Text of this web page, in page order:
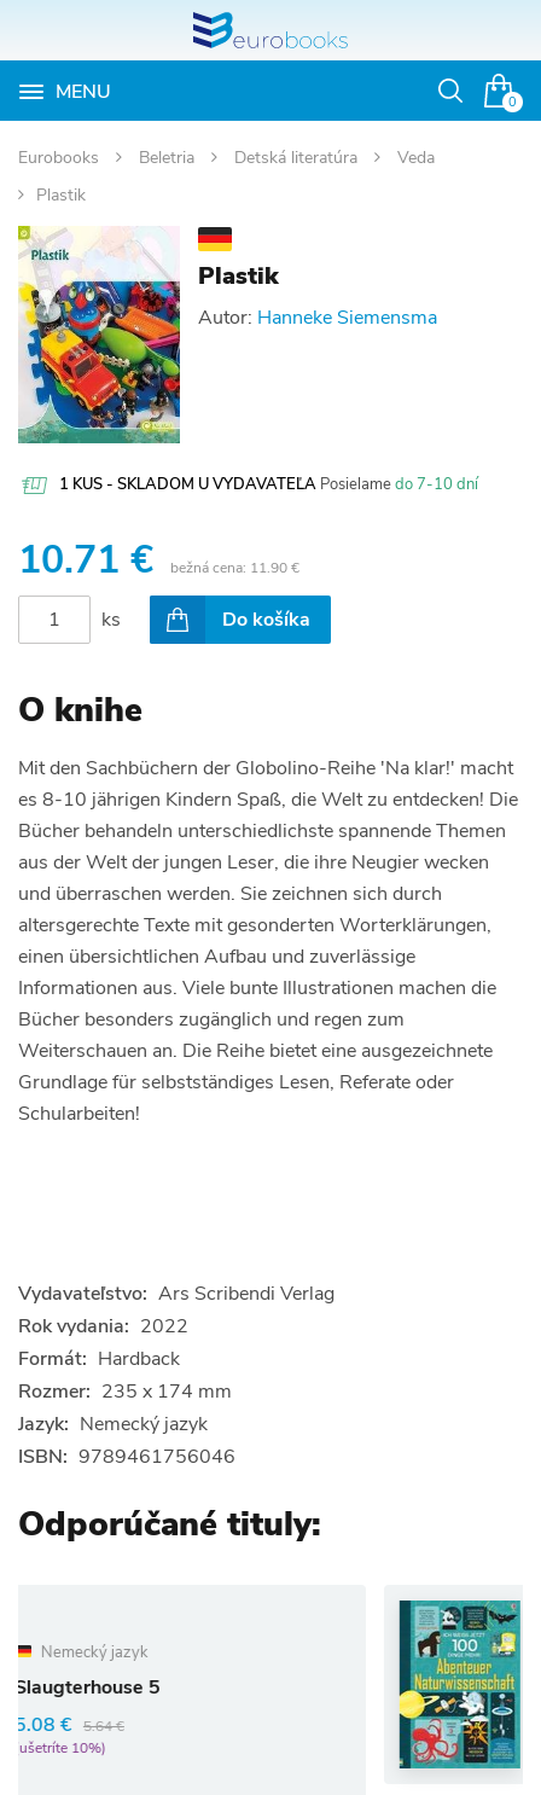
0
MENU
Otvoriť
Eurobooks Beletria Detská literatúra
Veda
Plastik
Plastik
Autor: Hanneke Siemensma
1 KUS - SKLADOM U VYDAVATEĽA Posielamedo 7-10 dní
10.71 € bežná cena: 11.90 €
ks Do košíka
O knihe
Mit den Sachbüchern der Globolino-Reihe 'Na klar!' macht
es 8-10 jährigen Kindern Spaß, die Welt zu entdecken! Die
Bücher behandeln unterschiedlichste spannende Themen
aus der Welt der jungen Leser, die ihre Neugier wecken
und überraschen werden. Sie zeichnen sich durch
altersgerechte Texte mit gesonderten Worterklärungen,
einen übersichtlichen Aufbau und zuverlässige
Informationen aus. Viele bunte Illustrationen machen die
Bücher besonders zugänglich und regen zum
Weiterschauen an. Die Reihe bietet eine ausgezeichnete
Grundlage für selbstständiges Lesen, Referate oder
Schularbeiten!
Vydavateľstvo: Ars Scribendi Verlag
Rok vydania: 2022
Formát: Hardback
Rozmer: 235 x 174 mm
Jazyk: Nemecký jazyk
ISBN: 9789461756046
Odporúčané tituly:
Nemecký jazyk
Abenteuer
Alex Frith
12.06 € 13.40 €
(ušetríte 10%)